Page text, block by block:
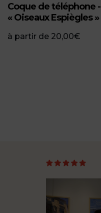
Coque de téléphone -
« Oiseaux Espiègles »
à partir de 20,00€